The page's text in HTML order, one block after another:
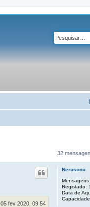
32
Nerusonu
Mensagens:
Registado:
Data de
05 fev 2020, 09:54